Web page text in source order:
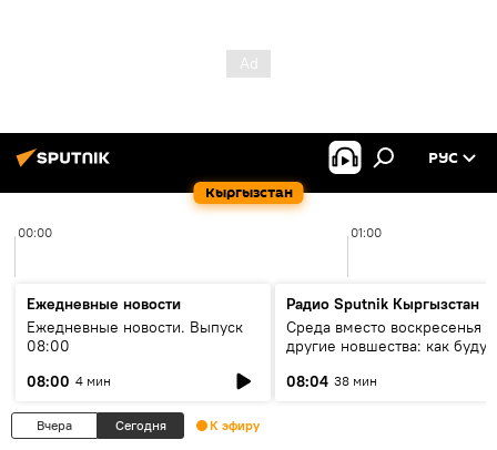
Кыргызстан
РУС
00:00 01:00
Ежедневные новости
Ежедневные новости. Выпуск
08:00
08:00 4 мин
Радио Sputnik Кыргызстан
Среда вместо воскресенья и
другие новшества: как будут
08:04 38 мин
Вчера Сегодня К эфиру